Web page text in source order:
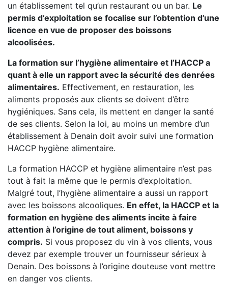
un établissement tel qu’un restaurant ou un bar. Le
permis d’exploitation se focalise sur l’obtention d’une
licence en vue de proposer des boissons
alcoolisées.
La formation sur l’hygiène alimentaire et l’HACCP a
quant à elle un rapport avec la sécurité des denrées
alimentaires. Effectivement, en restauration, les
aliments proposés aux clients se doivent d’être
hygiéniques. Sans cela, ils mettent en danger la santé
de ses clients. Selon la loi, au moins un membre d’un
établissement à Denain doit avoir suivi une formation
HACCP hygiène alimentaire.
La formation HACCP et hygiène alimentaire n’est pas
tout à fait la même que le permis d’exploitation.
Malgré tout, l’hygiène alimentaire a aussi un rapport
avec les boissons alcooliques. En effet, la HACCP et la
formation en hygiène des aliments incite à faire
attention à l’origine de tout aliment, boissons y
compris. Si vous proposez du vin à vos clients, vous
devez par exemple trouver un fournisseur sérieux à
Denain. Des boissons à l’origine douteuse vont mettre
en danger vos clients.